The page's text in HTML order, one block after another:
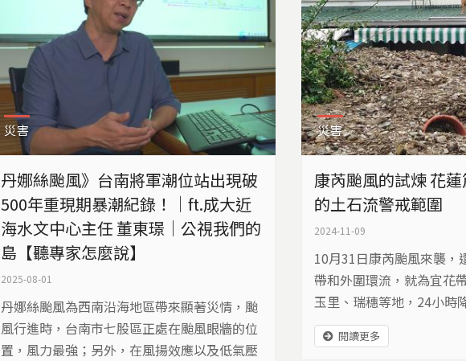
災害
丹娜絲颱風》台南將軍潮位站出現破
500年重現期暴潮紀錄！｜ft.成大近
海水文中心主任 董東璟｜公視我們的
島【聽專家怎麼說】
2025-08-01
丹娜絲颱風為西南沿海地區帶來顯著災情，颱
風行進時，台南市七股區正處在颱風眼牆的位
置，風力最強；另外，在風揚效應以及低氣壓
災害
康芮颱風的試煉 花
的土石流警戒範圍
2024-11-09
10月31日康芮颱風來襲，
帶和外圍環流，就為宜花
玉里、瑞穗等地，24小時
米。玉里鄉、卓溪鄉多處
公所前的馬路，也成了滾滾
閱讀更多